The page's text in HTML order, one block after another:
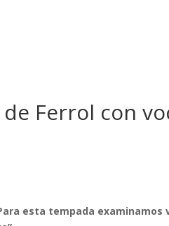
Ferrol con
esta tempada examinamos